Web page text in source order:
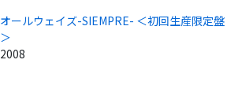
オールウェイズ-SIEMPRE- ＜初回生産限定盤
＞
2008